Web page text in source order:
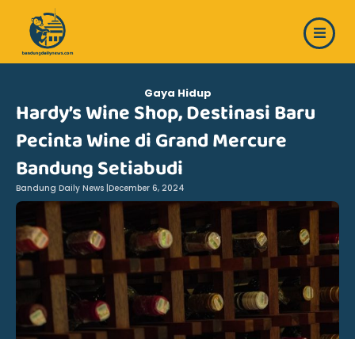
content
Gaya Hidup
Hardy’s Wine Shop, Destinasi Baru
Pecinta Wine di Grand Mercure
Bandung Setiabudi
Bandung Daily News | December 6, 2024